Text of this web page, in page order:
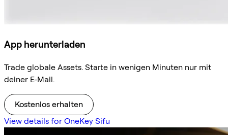
App herunterladen
Trade globale Assets. Starte in wenigen Minuten nur mit
deiner E-Mail.
Kostenlos erhalten
View details for OneKey Sifu